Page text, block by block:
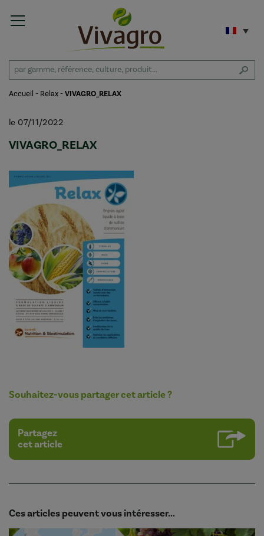
Accueil - Relax -VIVAGRO_RELAX
le 07/11/2022
VIVAGRO_RELAX
Souhaitez-vous partager cet article ?
Partagez
cet article
Ces articles peuvent vous intéresser...